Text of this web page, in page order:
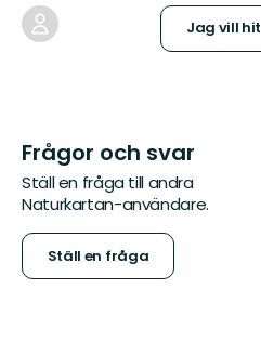
Jag vill hit
Frågor och svar
Ställ en fråga till andra
Naturkartan-användare.
Ställ en fråga